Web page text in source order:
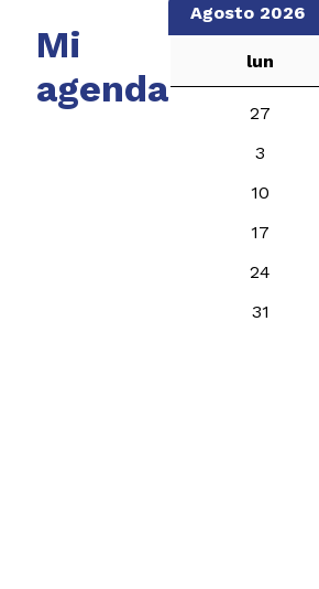
Mi
agenda
Agosto 2026
lun
27
3
10
17
24
31